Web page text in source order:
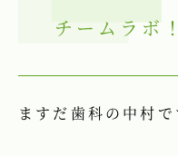
チームラボ
ますだ歯科の中村で